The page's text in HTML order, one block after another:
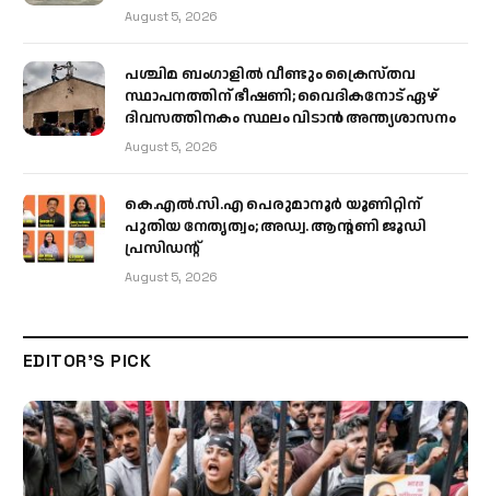
August 5, 2026
പശ്ചിമ ബംഗാളിൽ വീണ്ടും ക്രൈസ്തവ
സ്ഥാപനത്തിന് ഭീഷണി; വൈദികനോട് ഏഴ്
ദിവസത്തിനകം സ്ഥലം വിടാൻ അന്ത്യശാസനം
August 5, 2026
കെ.എൽ.സി.എ പെരുമാനൂർ യൂണിറ്റിന്
പുതിയ നേതൃത്വം; അഡ്വ. ആന്റണി ജൂഡി
പ്രസിഡന്റ്
August 5, 2026
EDITOR'S PICK